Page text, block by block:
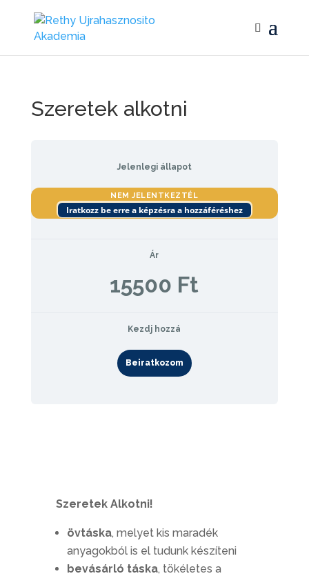
Szeretek alkotni
Jelenlegi állapot
NEM JELENTKEZTÉL
Iratkozz be erre a képzésra a hozzáféréshez
Ár
15500 Ft
Kezdj hozzá
Beiratkozom
Szeretek Alkotni!
övtáska, melyet kis maradék
anyagokból is el tudunk készíteni
bevásárló táska, tökéletes a